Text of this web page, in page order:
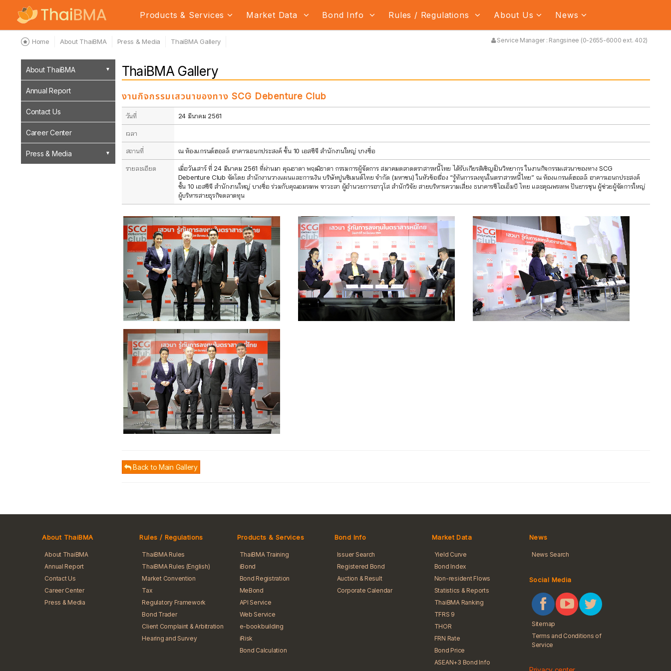
Products & Services Market Data Bond Info Rules / Regulations About Us News
Home About ThaiBMA Press & Media ThaiBMA Gallery Service Manager : Rangsinee (0-2655-6000 ext. 402)
About ThaiBMA
Annual Report
Contact Us
Career Center
Press & Media
ThaiBMA Gallery
งานกิจกรรมเสวนาของทาง SCG Debenture Club
วันที่ 24 มีนาคม 2561
เวลา
สถานที่ ณ ห้องแกรนด์ฮอลล์ อาคารเอนกประสงค์ ชั้น 10 เอสซีจี สำนักงานใหญ่ บางซื่อ
รายละเอียด
เมื่อวันเสาร์ ที่ 24 มีนาคม 2561 ที่ผ่านมา คุณธาดา พฤฒิธาดา กรรมการผู้จัดการ สมาคมตลาดตราสารหนี้ไทย ได้รับเกียรติเชิญเป็นวิทยากร ในงานกิจกรรมเสวนาของทาง SCG
Debenture Club จัดโดย สำนักงานวางแผนและการเงิน บริษัทปูนซิเมนต์ไทย จำกัด (มหาชน) ในหัวข้อเรื่อง “รู้ทันการลงทุนในตราสารหนี้ไทย” ณ ห้องแกรนด์ฮอลล์ อาคารเอนกประสงค์
ชั้น 10 เอสซีจี สำนักงานใหญ่ บางซื่อ ร่วมกับคุณอมรเทพ จาวะลา ผู้อำนวยการอาวุโส สำนักวิจัย สายบริหารความเสี่ยง ธนาคารซีไอเอ็มบี ไทย และคุณพรเทพ ปันยารชุน ผู้ช่วยผู้จัดการใหญ่
ผู้บริหารสายธุรกิจตลาดทุน
Back to Main Gallery
About ThaiBMA
About ThaiBMA
Annual Report
Contact Us
Career Center
Press & Media
Rules / Regulations
ThaiBMA Rules
ThaiBMA Rules (English)
Market Convention
Tax
Regulatory Framework
Bond Trader
Client Complaint & Arbitration
Hearing and Survey
Products & Services
ThaiBMA Training
iBond
Bond Registration
MeBond
API Service
Web Service
e-bookbuilding
iRisk
Bond Calculation
Bond Info
Issuer Search
Registered Bond
Auction & Result
Corporate Calendar
Market Data
Yield Curve
Bond Index
Non-resident Flows
Statistics & Reports
ThaiBMA Ranking
TFRS 9
THOR
FRN Rate
Bond Price
ASEAN+3 Bond Info
News
News Search
Social Media
Sitemap
Terms and Conditions of
Service